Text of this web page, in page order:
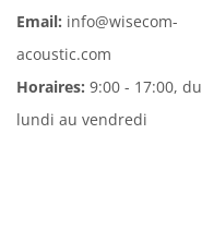
Email: info@wisecom-
acoustic.com
Horaires: 9:00 - 17:00, du
lundi au vendredi